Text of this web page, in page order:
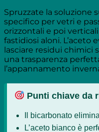
Spruzzate la soluzione
specifico per vetri e
orizzontali e poi
fastidiosi aloni. L’aceto
lasciare residui chimici
una trasparenza
l’appannamento
Punti chiave da
Il bicarbonato
L’aceto bianco è